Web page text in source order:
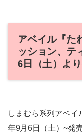
アベイル『た
ッション、テ
6日（土）より
しまむら系列アベ
年9月6日（土）~発